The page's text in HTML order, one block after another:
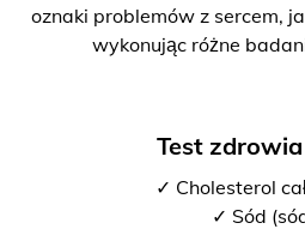
oznaki problemów z sercem,
wykonując różne
Test
✓ Cholesterol
✓ Sód